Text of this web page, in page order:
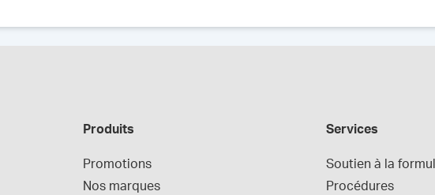
Produits
Promotions
Nos marques
Services
Soutien à la
Procédures